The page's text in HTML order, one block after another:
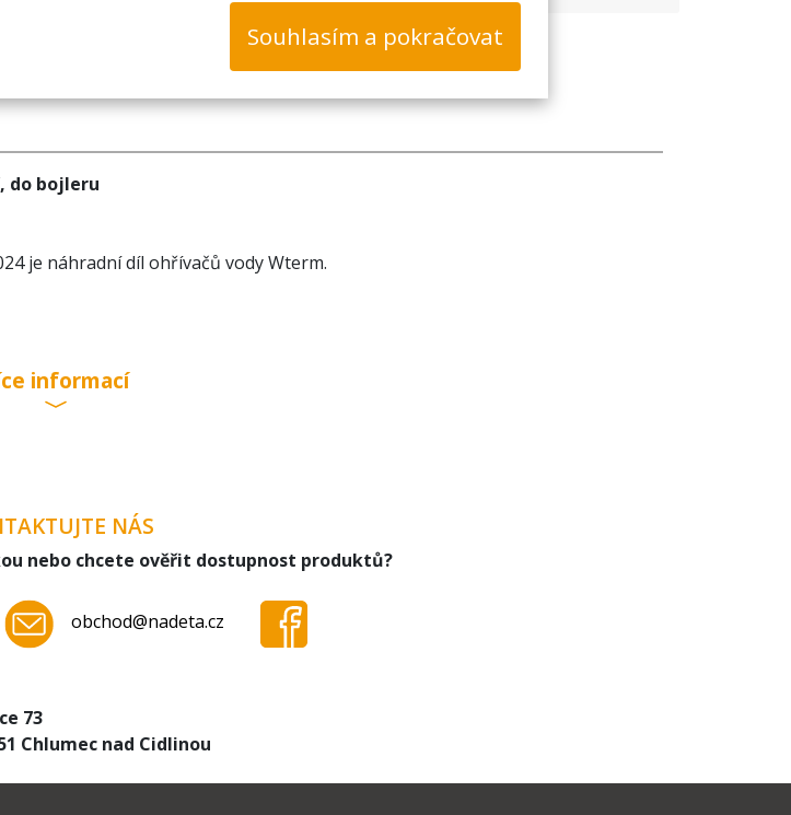
Souhlasím a pokračovat
do bojleru
je náhradní díl ohřívačů vody Wterm.
informací
NÁS
nebo chcete ověřit dostupnost produktů?
obchod@nadeta.cz
73
Chlumec nad Cidlinou